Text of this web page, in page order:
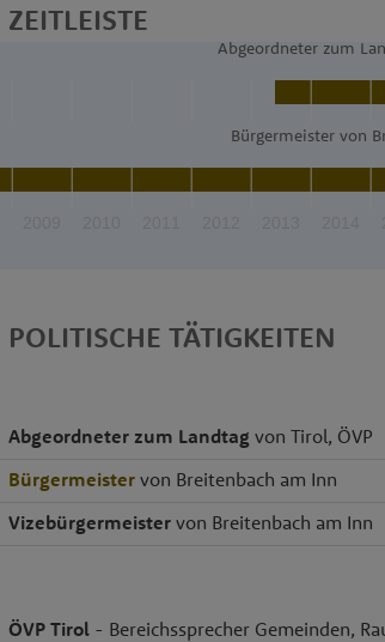
ZEITLEISTE
Abgeordneter zum
Bürgermeister von
POLITISCHE TÄTIGKEITEN
Abgeordneter zum Landtag von Tirol, ÖVP
Bürgermeister von Breitenbach am Inn
Vizebürgermeister von Breitenbach am Inn
ÖVP Tirol - Bereichssprecher Gemeinden,